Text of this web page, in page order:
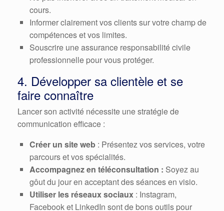
cours.
Informer clairement vos clients sur votre champ de
compétences et vos limites.
Souscrire une assurance responsabilité civile
professionnelle pour vous protéger.
4. Développer sa clientèle et se
faire connaître
Lancer son activité nécessite une stratégie de
communication efficace :
Créer un site web : Présentez vos services, votre
parcours et vos spécialités.
Accompagnez en téléconsultation : Soyez au
gôut du jour en acceptant des séances en visio.
Utiliser les réseaux sociaux : Instagram,
Facebook et LinkedIn sont de bons outils pour